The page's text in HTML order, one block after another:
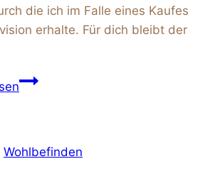
die ich im Falle eines Kaufes
erhalte. Für dich bleibt der
Die
Abessinier
Wohlbefinden